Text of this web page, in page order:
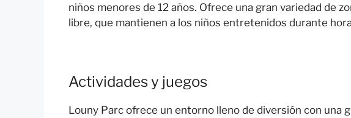
niños menores de 12 años. Ofrece una gran variedad de
libre, que mantienen a los niños entretenidos durante
Actividades y juegos
Louny Parc ofrece un entorno lleno de diversión con una